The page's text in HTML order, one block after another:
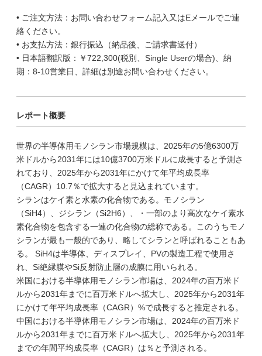
• ご注文方法：お問い合わせフォーム記入又はEメールでご連
絡ください。
• お支払方法：銀行振込（納品後、ご請求書送付）
• 日本語翻訳版：￥722,300(税別、Single Userの場合)、納
期：8-10営業日、詳細は別途お問い合わせください。
レポート概要
世界の半導体用モノシラン市場規模は、2025年の5億6300万
米ドルから2031年には10億3700万米ドルに成長すると予測さ
れており、2025年から2031年にかけて年平均成長率
（CAGR）10.7％で拡大すると見込まれています。
シランはケイ素と水素の化合物である。モノシラン
（SiH4）、ジシラン（Si2H6）、・一部のより高次なケイ素水
素化合物を包含する一連の化合物の総称である。このうちモノ
シランが最も一般的であり、略してシランと呼ばれることもあ
る。 SiH4は半導体、ディスプレイ、PVの製造工程で使用さ
れ、Si絶縁膜やSi反射防止層の成膜に用いられる。
米国における半導体用モノシラン市場は、2024年の百万米ド
ルから2031年までに百万米ドルへ拡大し、2025年から2031年
にかけて年平均成長率（CAGR）%で成長すると推定される。
中国における半導体用モノシラン市場は、2024年の百万米ド
ルから2031年までに百万米ドルへ拡大し、2025年から2031年
までの年間平均成長率（CAGR）は％と予測される。